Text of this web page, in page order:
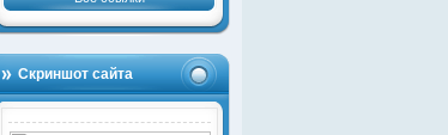
Скриншот сайта